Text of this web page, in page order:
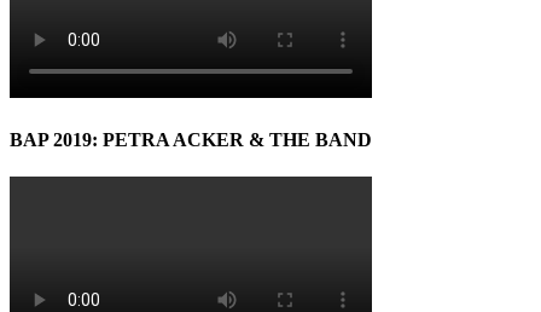
BAP 2019: PETRA ACKER & THE BAND